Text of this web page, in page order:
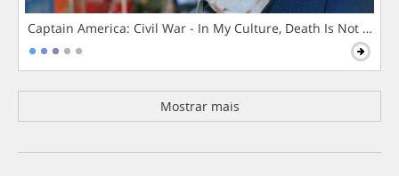
Captain America: Civil War - In My Culture, Death Is Not The
Mostrar mais